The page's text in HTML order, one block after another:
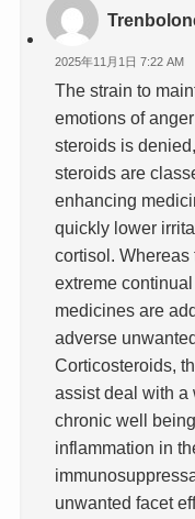
2025年11月1日 7:22 AM
The strain to
emotions of
steroids is
steroids are
enhancing
quickly lower
cortisol. Whereas
extreme
medicines are
adverse
Corticosteroids,
assist deal with a
chronic well
inflammation in
unwanted facet